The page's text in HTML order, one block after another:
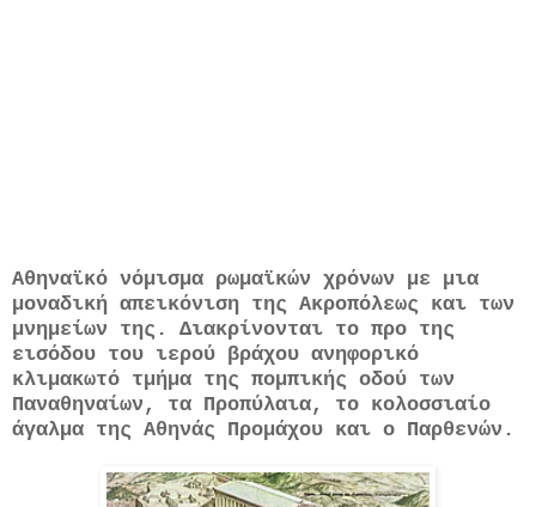
Αθηναϊκό νόμισμα ρωμαϊκών χρόνων με μια
μοναδική απεικόνιση της Ακροπόλεως και των
μνημείων της. Διακρίνονται το προ της
εισόδου του ιερού βράχου ανηφορικό
κλιμακωτό τμήμα της πομπικής οδού των
Παναθηναίων, τα Προπύλαια, το κολοσσιαίο
άγαλμα της Αθηνάς Προμάχου και ο Παρθενών.